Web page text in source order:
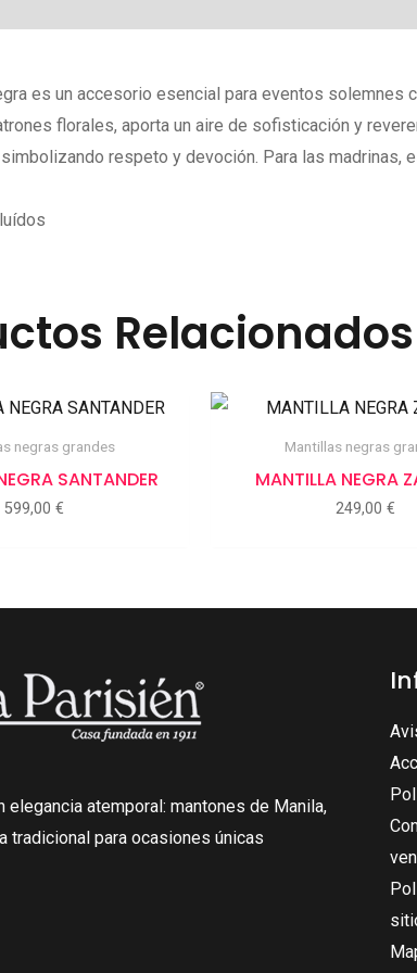
es un accesorio esencial para eventos solemnes
florales, aporta un aire de sofisticación y
respeto y devoción. Para las madrinas,
Relacionados
negras grandes
SANTANDER
599,00 €
Mantillas negras
MANTILLA NEGRA
249,00 €
elegancia atemporal: mantones de Manila,
tradicional para ocasiones únicas